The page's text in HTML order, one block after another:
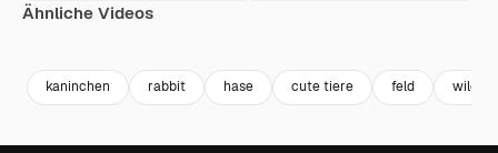
Ähnliche Videos
kaninchen rabbit hase cute tiere feld wild